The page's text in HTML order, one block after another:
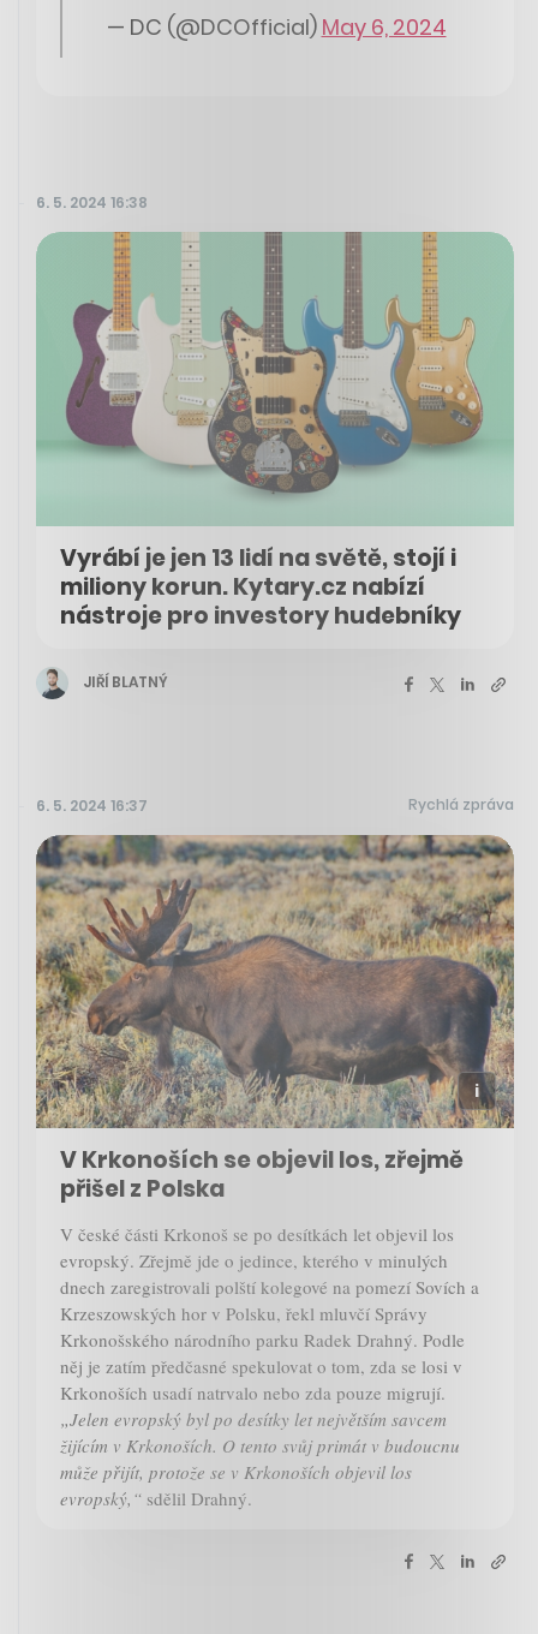
— DC (@DCOfficial) May 6, 2024
6. 5. 2024 16:38
Vyrábí je jen 13 lidí na světě, stojí i
miliony korun. Kytary.cz nabízí
nástroje pro investory hudebníky
JIŘÍ BLATNÝ
6. 5. 2024 16:37 Rychlá zpráva
V Krkonoších se objevil los, zřejmě
přišel z Polska
V české části Krkonoš se po desítkách let objevil los
evropský. Zřejmě jde o jedince, kterého v minulých
dnech zaregistrovali polští kolegové na pomezí Sovích a
Krzeszowských hor v Polsku, řekl mluvčí Správy
Krkonošského národního parku Radek Drahný. Podle
něj je zatím předčasné spekulovat o tom, zda se losi v
Krkonoších usadí natrvalo nebo zda pouze migrují.
„Jelen evropský byl po desítky let největším savcem
žijícím v Krkonoších. O tento svůj primát v budoucnu
může přijít, protože se v Krkonoších objevil los
evropský,“ sdělil Drahný.